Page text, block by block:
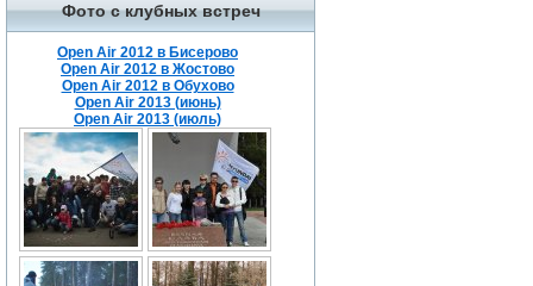
Фото с клубных встреч
Open Air 2012 в Бисерово
Open Air 2012 в Жостово
Open Air 2012 в Обухово
Open Air 2013 (июнь)
Open Air 2013 (июль)